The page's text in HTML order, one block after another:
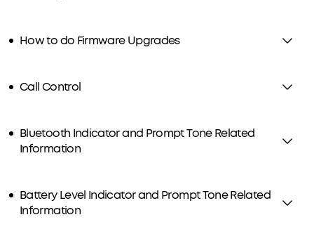
How to do Firmware Upgrades
Call Control
Bluetooth Indicator and Prompt Tone Related
Information
Battery Level Indicator and Prompt Tone Related
Information